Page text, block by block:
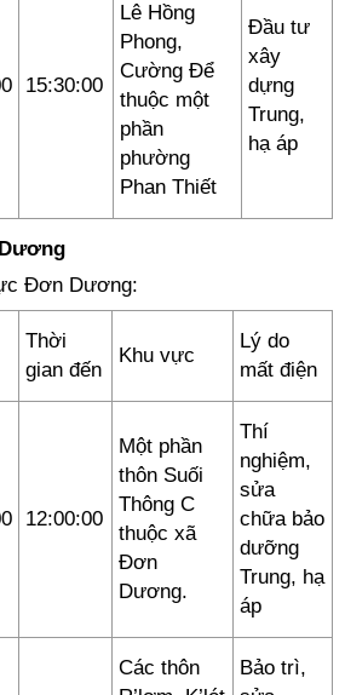
15:30:00
Lê Hồng
Phong,
Cường Để
thuộc một
phần
phường
Phan Thiết
Đầu tư
xây
dựng
Trung,
hạ áp
Đơn Dương:
Thời
gian đến
Khu vực
Lý do
mất điện
12:00:00
Một phần
thôn Suối
Thông C
thuộc xã
Đơn
Dương.
Thí
nghiệm,
sửa
chữa bảo
dưỡng
Trung, hạ
áp
Các thôn
Bảo trì,